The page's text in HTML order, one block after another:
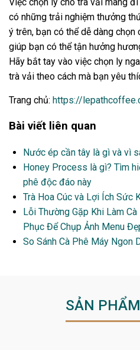
có những trải nghiệm thưởng
ý trên, bạn có thể dễ dàng chọn
giúp bạn có thể tận hưởng
Hãy bắt tay vào việc chọn ly
trà vải theo cách mà bạn yêu
Trang chủ: https://
Bài viết liên quan
Nước ép cần tây là gì và vì
Honey Process là gì? Tìm
phê độc đáo này
Trà Hoa Cúc và Lợi Ích Sức
Lỗi Thường Gặp Khi Làm
Phục Để Chụp Ảnh Menu
So Sánh Cà Phê Máy Ngon
SẢN